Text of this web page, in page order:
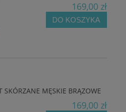
169,00 zł
DO KOSZYKA
SKÓRZANE MĘSKIE BRĄZOWE
169,00 zł